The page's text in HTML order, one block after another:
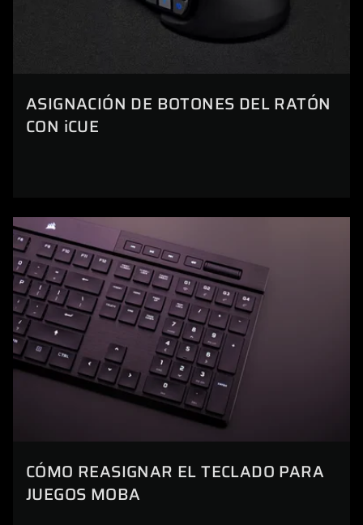
ASIGNACIÓN DE BOTONES DEL RATÓN
CON iCUE
CÓMO REASIGNAR EL TECLADO PARA
JUEGOS MOBA